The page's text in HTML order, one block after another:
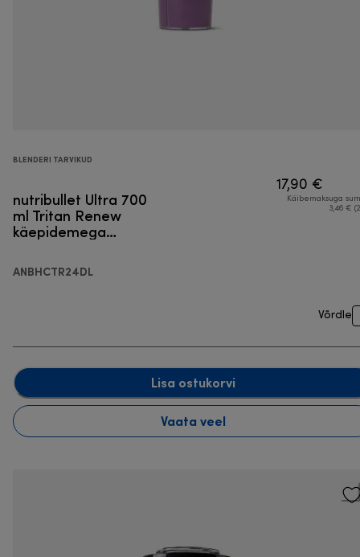
BLENDERI TARVIKUD
nutribullet Ultra 700
ml Tritan Renew
käepidemega
võtmiseks mõeldud
kaanega
ANBHCTR24DL
17,90 €
Käibemaksuga
3,46 €
Võrdle
Lisa ostukorvi
Vaata veel